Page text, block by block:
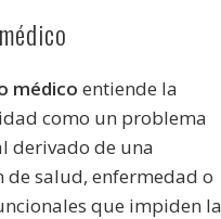
médico entiende la
como un problema
derivado de una
de salud, enfermedad o
que impiden la